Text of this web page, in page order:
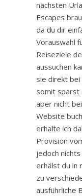
nächsten
Escapes
da du dir
Vorauswahl
Reiseziele
aussuchen
sie direkt
somit sparst
aber nicht
Website
erhalte ich
Provision
jedoch
erhälst du in
zu
ausführliche